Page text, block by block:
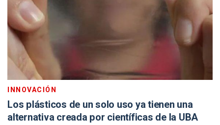
INNOVACIÓN
Los plásticos de un solo uso ya tienen una
alternativa creada por científicas de la UBA